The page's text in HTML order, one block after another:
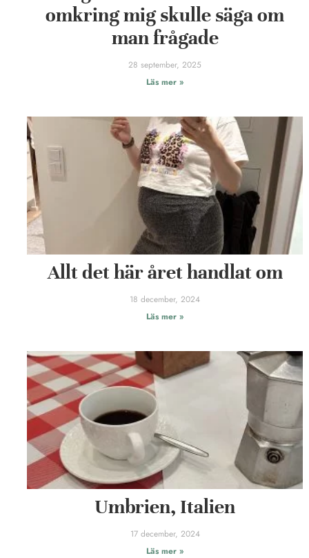
omkring mig skulle säga om
man frågade
28 september, 2025
Läs mer »
Allt det här året handlat om
18 december, 2024
Läs mer »
Umbrien, Italien
17 december, 2024
Läs mer »